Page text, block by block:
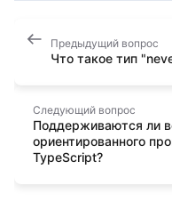
Предыдущий вопрос
Что такое тип
Следующий вопрос
Поддерживаются ли
ориентированного
TypeScript?